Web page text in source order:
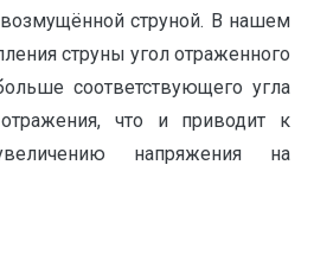
струной. В нашем
струны угол отраженного
соответствующего угла
что и приводит к
напряжения на